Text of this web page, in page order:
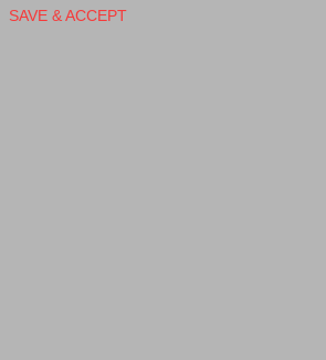
SAVE & ACCEPT